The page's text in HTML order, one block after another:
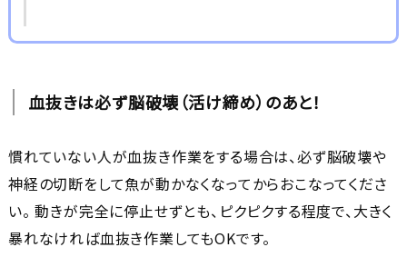
血抜きは必ず脳破壊（活け締め）のあと！
慣れていない人が血抜き作業をする場合は、必ず脳破壊や
神経の切断をして魚が動かなくなってからおこなってくださ
い。 動きが完全に停止せずとも、ピクピクする程度で、大きく
暴れなければ血抜き作業してもOKです。